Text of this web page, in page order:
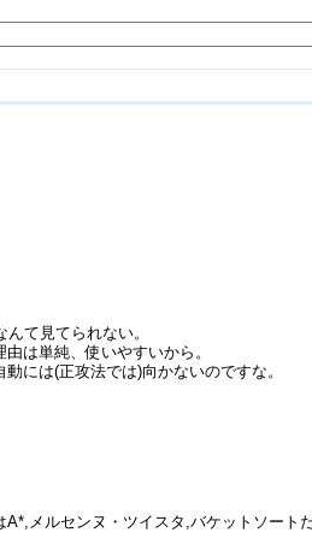
て見てられない。
は単純、使いやすいから。
には(正攻法では)向かないのですな。
メルセンヌ・ツイスタ,バケットソートだ